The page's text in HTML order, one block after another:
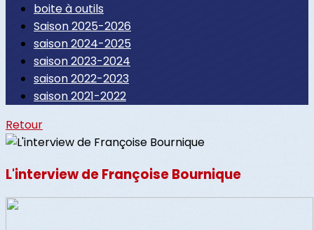
boite à outils
Saison 2025-2026
saison 2024-2025
saison 2023-2024
saison 2022-2023
saison 2021-2022
Retour
L'interview de Françoise Bournique